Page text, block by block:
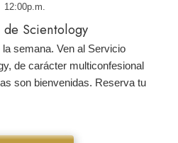
12:00p.m.
Scientology
semana. Ven al Servicio
de carácter multiconfesional
son bienvenidas. Reserva tu